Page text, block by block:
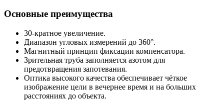
Основные преимущества
30-кратное увеличение.
Диапазон угловых измерений до 360°.
Магнитный принцип фиксации компенсатора.
Зрительная труба заполняется азотом для
предотвращения запотевания.
Оптика высокого качества обеспечивает чёткое
изображение цели в вечернее время и на больших
расстояниях до объекта.